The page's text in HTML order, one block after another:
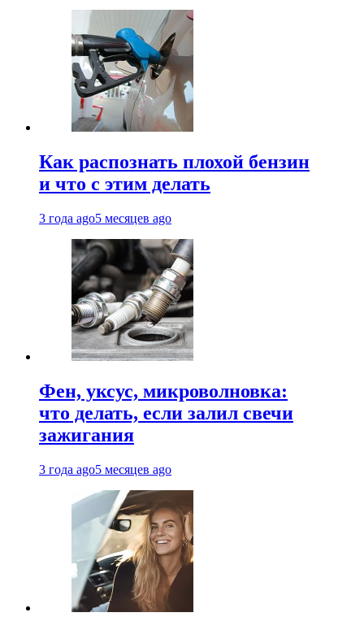
Как распознать плохой бензин
и что с этим делать
3 года ago5 месяцев ago
Фен, уксус, микроволновка:
что делать, если залил свечи
зажигания
3 года ago5 месяцев ago